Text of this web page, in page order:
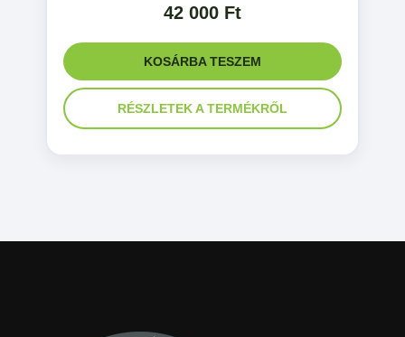
42 000 Ft
KOSÁRBA TESZEM
RÉSZLETEK A TERMÉKRŐL